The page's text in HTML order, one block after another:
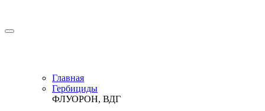
Главная
Гербициды
ФЛУОРОН, ВДГ